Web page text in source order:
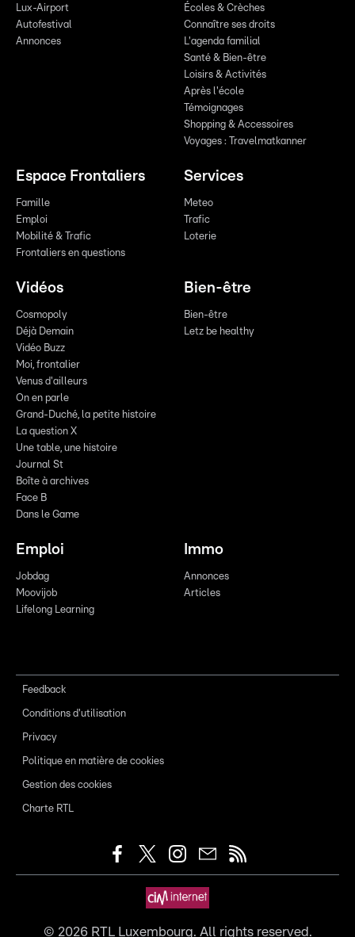
Lux-Airport
Autofestival
Annonces
Écoles & Crèches
Connaître ses droits
L'agenda familial
Santé & Bien-être
Loisirs & Activités
Après l'école
Témoignages
Shopping & Accessoires
Voyages : Travelmatkanner
Espace Frontaliers
Famille
Emploi
Mobilité & Trafic
Frontaliers en questions
Services
Meteo
Trafic
Loterie
Vidéos
Cosmopoly
Déjà Demain
Vidéo Buzz
Moi, frontalier
Venus d'ailleurs
On en parle
Grand-Duché, la petite histoire
La question X
Une table, une histoire
Journal St
Boîte à archives
Face B
Dans le Game
Bien-être
Bien-être
Letz be healthy
Emploi
Jobdag
Moovijob
Lifelong Learning
Immo
Annonces
Articles
Feedback
Conditions d'utilisation
Privacy
Politique en matière de cookies
Gestion des cookies
Charte RTL
© 2026RTL Luxembourg. All rights reserved.